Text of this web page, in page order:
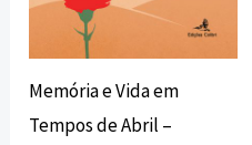
Memória e Vida em
Tempos de Abril –